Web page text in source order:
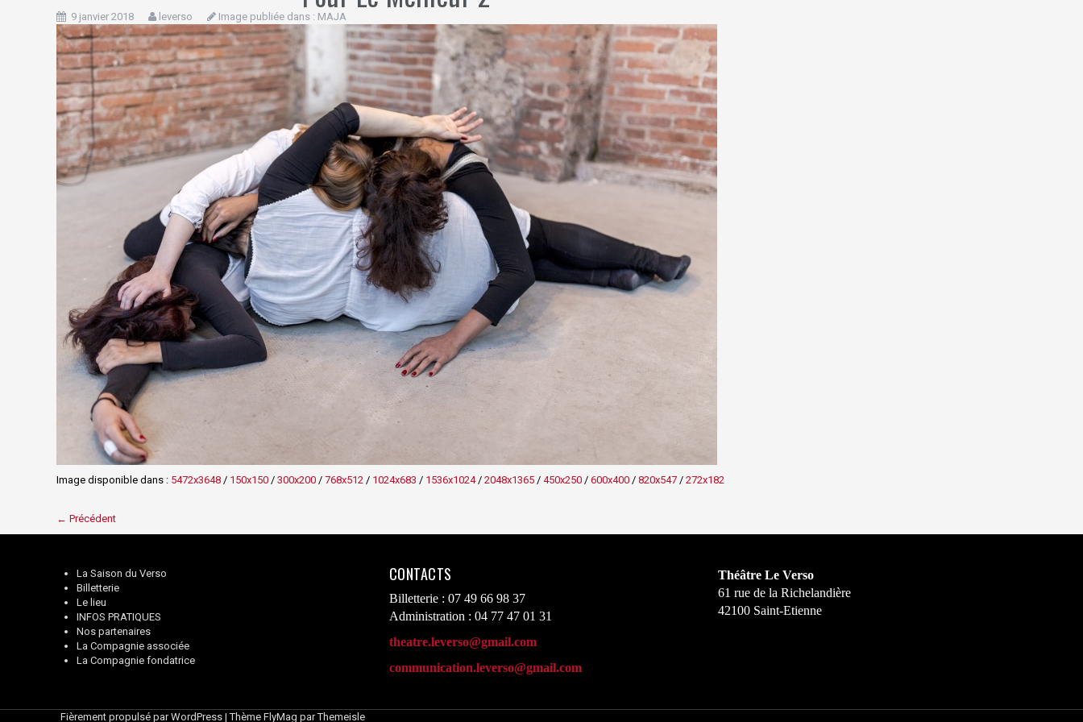
9 janvier 2018 leverso Image publiée dans : MAJA
Image disponible dans : 5472x3648/ 150x150/ 300x200/ 768x512/ 1024x683 / 1536x1024/ 2048x1365/ 450x250/ 600x400/ 820x547/ 272x182
← Précédent
La Saison du Verso
Billetterie
Le lieu
INFOS PRATIQUES
Nos partenaires
La Compagnie associée
La Compagnie fondatrice
CONTACTS
Billetterie : 07 49 66 98 37
Administration : 04 77 47 01 31
theatre.leverso@gmail.com
communication.leverso@gmail.com
Théâtre Le Verso
61 rue de la Richelandière
42100 Saint-Etienne
Fièrement propulsé par WordPress |Thème FlyMag par Themeisle